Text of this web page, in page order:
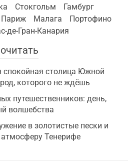
Стокгольм
Гамбург
Париж Малага
Портофино
де-Гран-Канария
спокойная столица Южной
которого не ждёшь
путешественников: день,
волшебства
в золотистые пески и
Тенерифе